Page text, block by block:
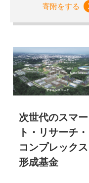
寄附をする
次世代のスマー
ト・リサーチ・
コンプレックス
形成基金